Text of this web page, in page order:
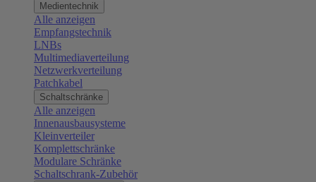
Medientechnik
Alle anzeigen
Empfangstechnik
LNBs
Multimediaverteilung
Netzwerkverteilung
Patchkabel
Schaltschränke
Alle anzeigen
Innenausbausysteme
Kleinverteiler
Komplettschränke
Modulare Schränke
Schaltschrank-Zubehör